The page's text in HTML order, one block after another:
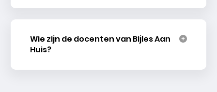
Wie zijn de docenten van Bijles Aan
Huis?